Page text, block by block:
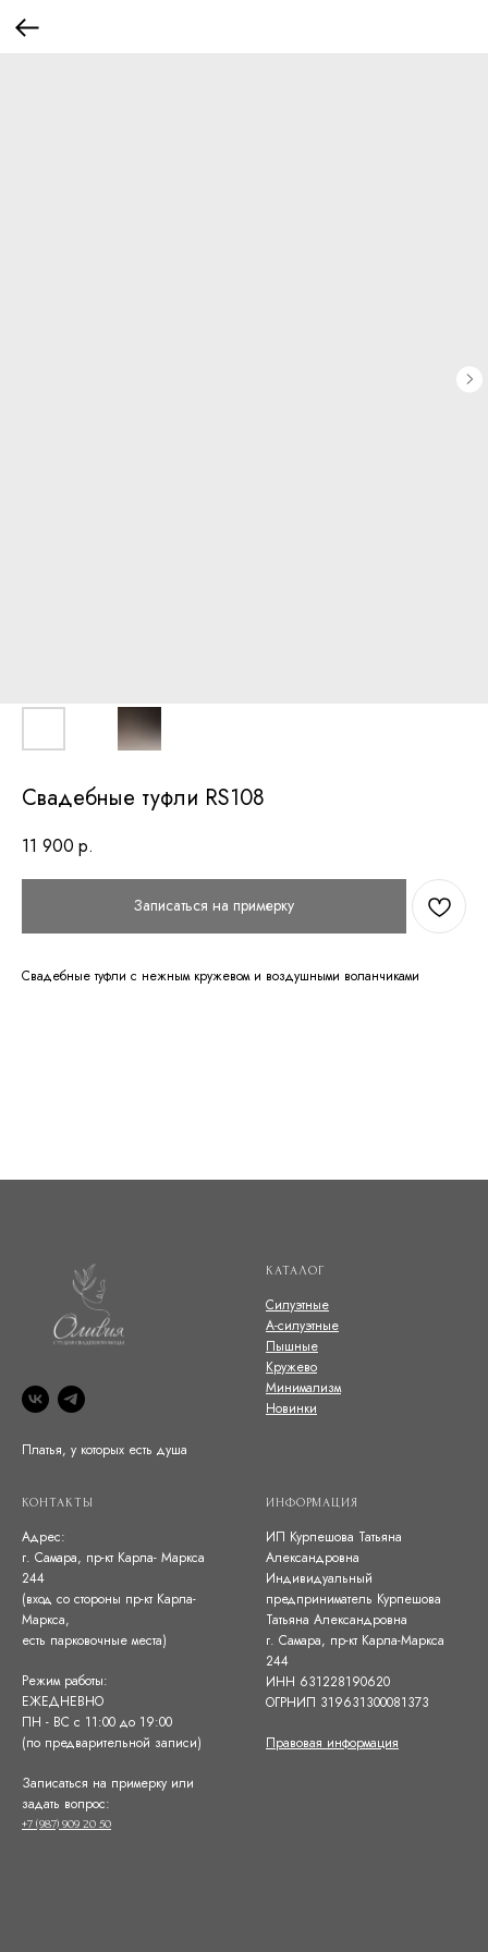
Свадебные туфли RS108
11 900 р.
Записаться на примерку
Свадебные туфли с нежным кружевом и воздушными воланчиками
Платья, у которых есть душа
КАТАЛОГ
Силуэтные
А-силуэтные
Пышные
Кружево
Минимализм
Новинки
КОНТАКТЫ
Адрес:
г. Самара, пр-кт Карла- Маркса
244
(вход со стороны пр-кт Карла-
Маркса,
есть парковочные места)
Режим работы:
ЕЖЕДНЕВНО
ПН - ВС с 11:00 до 19:00
(по предварительной записи)
Записаться на примерку или
задать вопрос:
+7 (987) 909 20 50
ИНФОРМАЦИЯ
ИП Курпешова Татьяна
Александровна
Индивидуальный
предприниматель Курпешова
Татьяна Александровна
г. Самара, пр-кт Карла-Маркса
244
ИНН 631228190620
ОГРНИП 319631300081373
Правовая информация